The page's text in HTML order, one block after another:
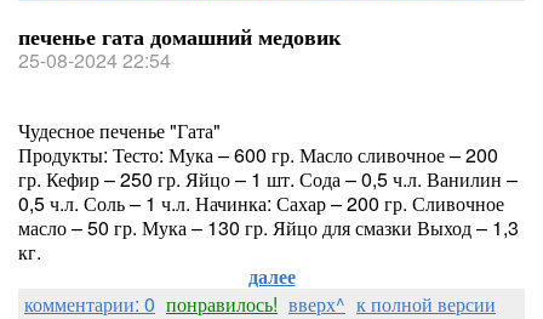
печенье гата домашний медовик
25-08-2024 22:54
Чудесное печенье "Гата"
Продукты: Тесто: Мука – 600 гр. Масло сливочное – 200
гр. Кефир – 250 гр. Яйцо – 1 шт. Сода – 0,5 ч.л. Ванилин –
0,5 ч.л. Соль – 1 ч.л. Начинка: Сахар – 200 гр. Сливочное
масло – 50 гр. Мука – 130 гр. Яйцо для смазки Выход – 1,3
кг.
далее
комментарии: 0 понравилось! вверх^ к полной версии